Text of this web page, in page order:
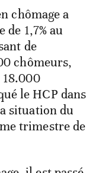
chômage a
de 1,7% au
de
chômeurs,
le HCP dans
situation du
trimestre de